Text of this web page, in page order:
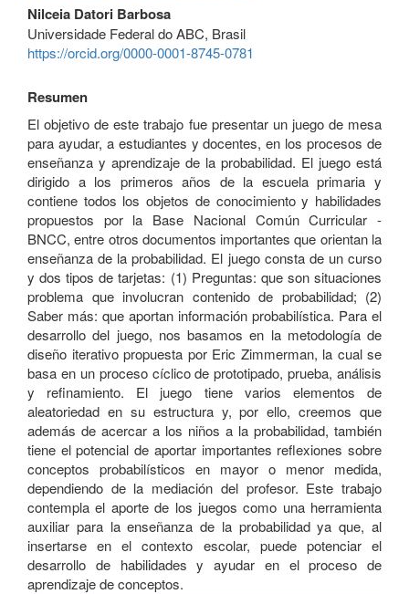
Nilceia Datori Barbosa
Universidade Federal do ABC, Brasil
https://orcid.org/0000-0001-8745-0781
Resumen
El objetivo de este trabajo fue presentar un juego de mesa
para ayudar, a estudiantes y docentes, en los procesos de
enseñanza y aprendizaje de la probabilidad. El juego está
dirigido a los primeros años de la escuela primaria y
contiene todos los objetos de conocimiento y habilidades
propuestos por la Base Nacional Común Curricular -
BNCC, entre otros documentos importantes que orientan la
enseñanza de la probabilidad. El juego consta de un curso
y dos tipos de tarjetas: (1) Preguntas: que son situaciones
problema que involucran contenido de probabilidad; (2)
Saber más: que aportan información probabilística. Para el
desarrollo del juego, nos basamos en la metodología de
diseño iterativo propuesta por Eric Zimmerman, la cual se
basa en un proceso cíclico de prototipado, prueba, análisis
y refinamiento. El juego tiene varios elementos de
aleatoriedad en su estructura y, por ello, creemos que
además de acercar a los niños a la probabilidad, también
tiene el potencial de aportar importantes reflexiones sobre
conceptos probabilísticos en mayor o menor medida,
dependiendo de la mediación del profesor. Este trabajo
contempla el aporte de los juegos como una herramienta
auxiliar para la enseñanza de la probabilidad ya que, al
insertarse en el contexto escolar, puede potenciar el
desarrollo de habilidades y ayudar en el proceso de
aprendizaje de conceptos.